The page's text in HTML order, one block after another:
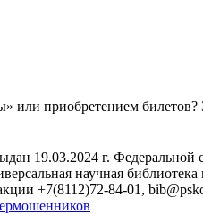
приобретением билетов?
19.03.2024 г. Федеральной
научная
+7(8112)72-84-01,